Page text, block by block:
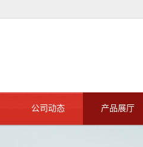
公司动态 产品展厅